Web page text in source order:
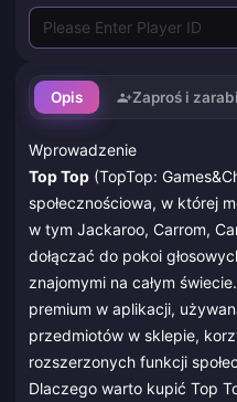
Opis Zaproś i
Wprowadzenie
Top Top (TopTop:
społecznościowa, w której
w tym Jackaroo, Carrom,
dołączać do pokoi
znajomymi na całym świecie.
premium w aplikacji,
przedmiotów w sklepie,
rozszerzonych funkcji
Dlaczego warto kupić Top